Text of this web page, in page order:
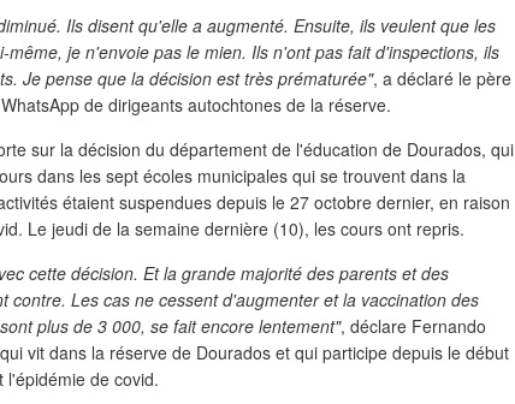
Ils disent qu'elle a augmenté. Ensuite, ils veulent que les
même, je n'envoie pas le mien. Ils n'ont pas fait d'inspections, ils
Je pense que la décision est très prématurée", a déclaré le père
de dirigeants autochtones de la réserve.
sur la décision du département de l'éducation de Dourados, qui
dans les sept écoles municipales qui se trouvent dans la
étaient suspendues depuis le 27 octobre dernier, en raison
Le jeudi de la semaine dernière (10), les cours ont repris.
cette décision. Et la grande majorité des parents et des
contre. Les cas ne cessent d'augmenter et la vaccination des
plus de 3 000, se fait encore lentement", déclare Fernando
vit dans la réserve de Dourados et qui participe depuis le début
l'épidémie de covid.